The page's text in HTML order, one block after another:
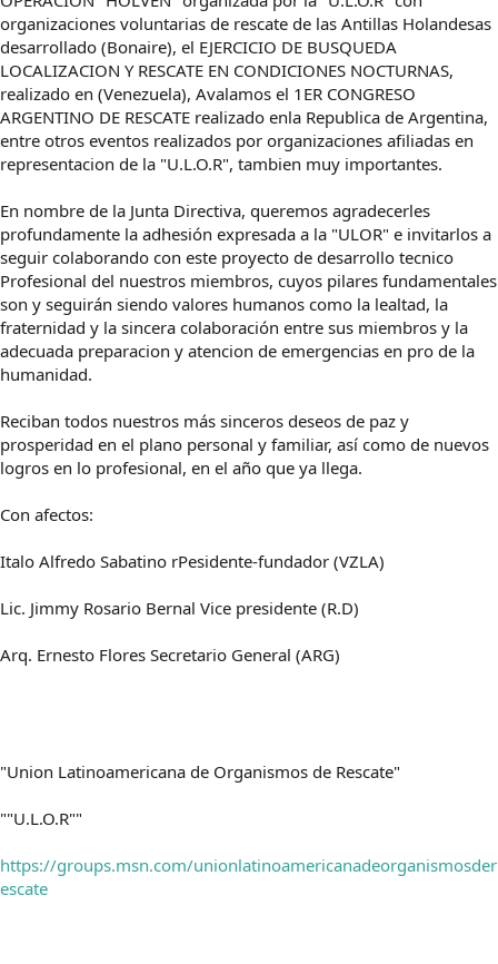
organizaciones voluntarias de rescate de las Antillas Holandesas
desarrollado (Bonaire), el EJERCICIO DE BUSQUEDA
LOCALIZACION Y RESCATE EN CONDICIONES NOCTURNAS,
realizado en (Venezuela), Avalamos el 1ER CONGRESO
ARGENTINO DE RESCATE realizado enla Republica de Argentina,
entre otros eventos realizados por organizaciones afiliadas en
representacion de la "U.L.O.R", tambien muy importantes.
En nombre de la Junta Directiva, queremos agradecerles
profundamente la adhesión expresada a la "ULOR" e invitarlos a
seguir colaborando con este proyecto de desarrollo tecnico
Profesional del nuestros miembros, cuyos pilares fundamentales
son y seguirán siendo valores humanos como la lealtad, la
fraternidad y la sincera colaboración entre sus miembros y la
adecuada preparacion y atencion de emergencias en pro de la
humanidad.
Reciban todos nuestros más sinceros deseos de paz y
prosperidad en el plano personal y familiar, así como de nuevos
logros en lo profesional, en el año que ya llega.
Con afectos:
Italo Alfredo Sabatino rPesidente-fundador (VZLA)
Lic. Jimmy Rosario Bernal Vice presidente (R.D)
Arq. Ernesto Flores Secretario General (ARG)
"Union Latinoamericana de Organismos de Rescate"
""U.L.O.R""
https://groups.msn.com/unionlatinoamericanadeorganismosder
escate